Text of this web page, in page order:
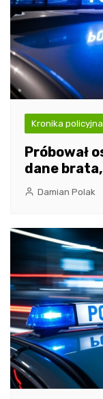
Kronika policyjna
Próbował
dane
Damian Polak